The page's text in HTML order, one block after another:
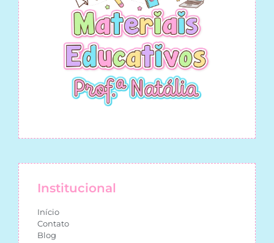
Institucional
Início
Contato
Blog